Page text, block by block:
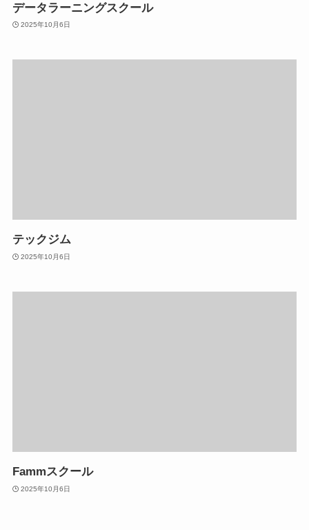
データラーニングスクール
2025年10月6日
テックジム
2025年10月6日
Fammスクール
2025年10月6日